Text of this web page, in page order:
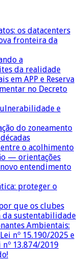
os datacenters
fronteira da
a
da realidade
em APP e Reserva
no Decreto
e
do zoneamento
o acolhimento
— orientações
entendimento
proteger o
que os clubes
da sustentabilidade
Ambientais:
nº 15.190/2025 e
nº 13.874/2019